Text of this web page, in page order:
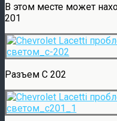
В этом месте может
201
Разъем С 202